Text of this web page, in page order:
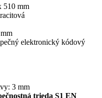
510 mm
elektronický kódový
3 mm
trieda S1 EN